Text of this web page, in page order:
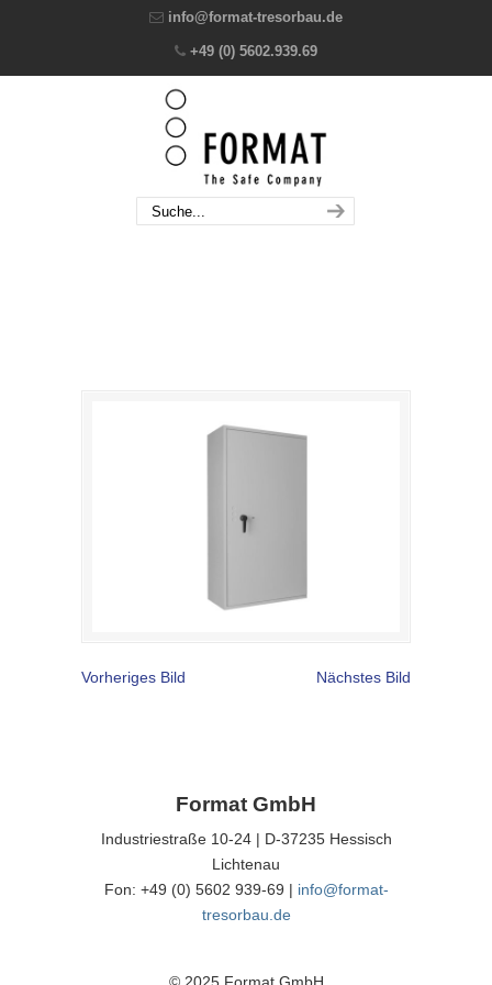
info@format-tresorbau.de
+49 (0) 5602.939.69
Vorheriges Bild Nächstes Bild
Format GmbH
Industriestraße 10-24 | D-37235 Hessisch
Lichtenau
Fon: +49 (0) 5602 939-69 | info@format-
tresorbau.de